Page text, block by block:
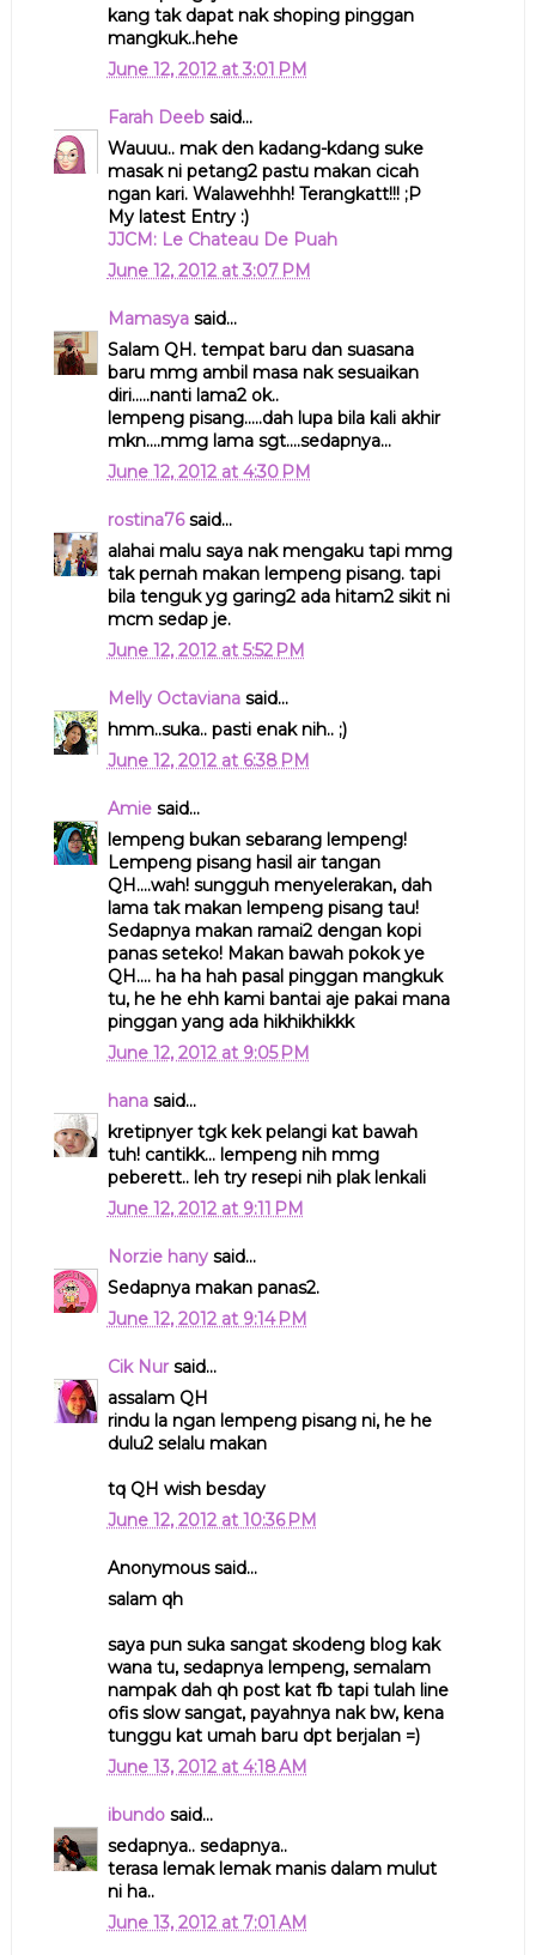
kang tak dapat nak shoping pinggan
mangkuk..hehe
June 12, 2012 at 3:01 PM
Farah Deebsaid...
Wauuu.. mak den kadang-kdang suke
masak ni petang2 pastu makan cicah
ngan kari. Walawehhh! Terangkatt!!! ;P
My latest Entry :)
JJCM: Le Chateau De Puah
June 12, 2012 at 3:07 PM
Mamasyasaid...
Salam QH. tempat baru dan suasana
baru mmg ambil masa nak sesuaikan
diri.....nanti lama2 ok..
lempeng pisang.....dah lupa bila kali akhir
mkn....mmg lama sgt....sedapnya...
June 12, 2012 at 4:30 PM
rostina76said...
alahai malu saya nak mengaku tapi mmg
tak pernah makan lempeng pisang. tapi
bila tenguk yg garing2 ada hitam2 sikit ni
mcm sedap je.
June 12, 2012 at 5:52 PM
Melly Octavianasaid...
hmm..suka.. pasti enak nih.. ;)
June 12, 2012 at 6:38 PM
Amiesaid...
lempeng bukan sebarang lempeng!
Lempeng pisang hasil air tangan
QH....wah! sungguh menyelerakan, dah
lama tak makan lempeng pisang tau!
Sedapnya makan ramai2 dengan kopi
panas seteko! Makan bawah pokok ye
QH.... ha ha hah pasal pinggan mangkuk
tu, he he ehh kami bantai aje pakai mana
pinggan yang ada hikhikhikkk
June 12, 2012 at 9:05 PM
hanasaid...
kretipnyer tgk kek pelangi kat bawah
tuh! cantikk... lempeng nih mmg
peberett.. leh try resepi nih plak lenkali
June 12, 2012 at 9:11 PM
Norzie hanysaid...
Sedapnya makan panas2.
June 12, 2012 at 9:14 PM
Cik Nursaid...
assalam QH
rindu la ngan lempeng pisang ni, he he
dulu2 selalu makan
tq QH wish besday
June 12, 2012 at 10:36 PM
Anonymous said...
salam qh
saya pun suka sangat skodeng blog kak
wana tu, sedapnya lempeng, semalam
nampak dah qh post kat fb tapi tulah line
ofis slow sangat, payahnya nak bw, kena
tunggu kat umah baru dpt berjalan =)
June 13, 2012 at 4:18 AM
ibundosaid...
sedapnya.. sedapnya..
terasa lemak lemak manis dalam mulut
ni ha..
June 13, 2012 at 7:01 AM